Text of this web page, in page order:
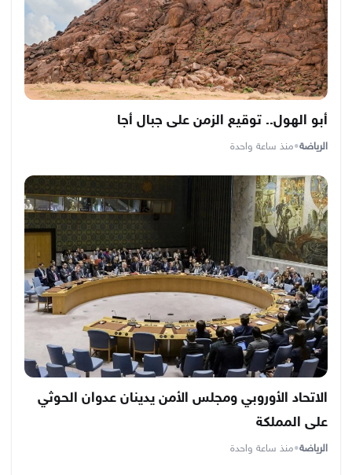
أبو الهول.. توقيع الزمن على جبال أجا
الرياضة•منذ ساعة واحدة
الاتحاد الأوروبي ومجلس الأمن يدينان عدوان الحوثي
على المملكة
الرياضة•منذ ساعة واحدة